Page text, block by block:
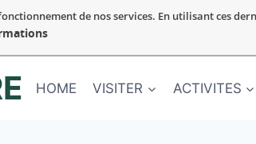
de nos services. En utilisant ces
HOME VISITER ACTIVITES